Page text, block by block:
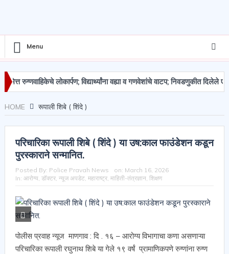
Menu
रुग्णवाहिकेचे लोकार्पण; विद्यार्थ्यांना वह्या व गणवेशांचे वाटप; निवडणुकीत दिलेले एक
लाखांचा मुद्देमाल जप्त
HOME रूपाली शिबे ( शिंदे )
परिचारिका रूपाली शिबे ( शिंदे ) या उष:काल फाउंडेशन कडून
पुरस्काराने सन्मानित.
Posted By: Police Pravah News on: March 16, 2026
In: आरोग्य, डॉक्टर, न्यूज अपडेट, महाराष्ट्र, माहिती-तंत्रज्ञान, शिक्षण
पोलीस प्रवाह न्यूज माणगाव : दि . १६ – आरोग्य विभागाचा कणा असणाऱ्या
परिचारिका रूपाली रघुनाथ शिबे या गेले १९ वर्षं प्रामाणिकपणे रुग्णांना रुग्ण